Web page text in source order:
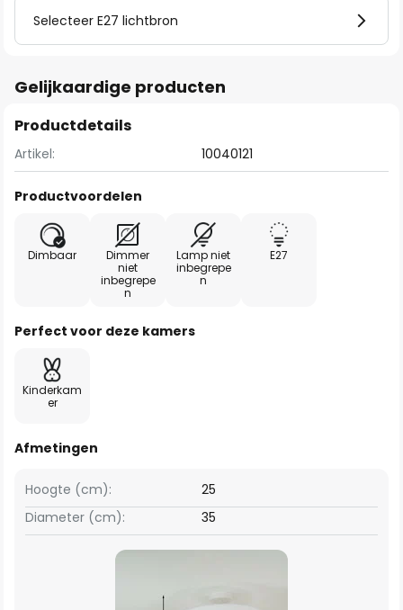
Selecteer E27 lichtbron
Gelijkaardige producten
Productdetails
Artikel: 10040121
Productvoordelen
Dimbaar
Dimmer
niet
inbegrepe
n
Lamp niet
inbegrepe
n
E27
Perfect voor deze kamers
Kinderkam
er
Afmetingen
Hoogte (cm):
25
Diameter (cm):
35